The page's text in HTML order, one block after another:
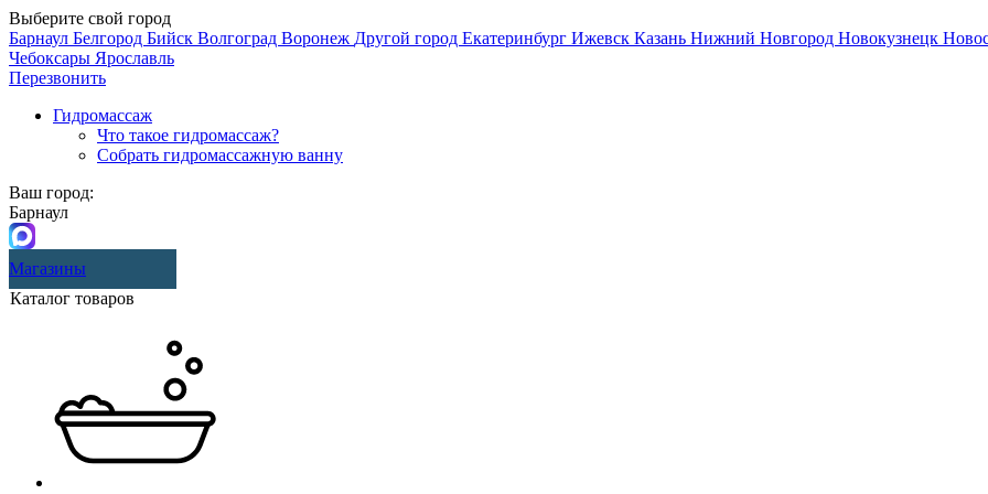
Выберите свой город
Барнаул Белгород Бийск Волгоград Воронеж Другой город Екатеринбург Ижевск Казань Нижний Новгород Новокузнецк
Чебоксары Ярославль
Перезвонить
Гидромассаж
Что такое гидромассаж?
Собрать гидромассажную ванну
Ваш город:
Барнаул
Магазины
Каталог товаров